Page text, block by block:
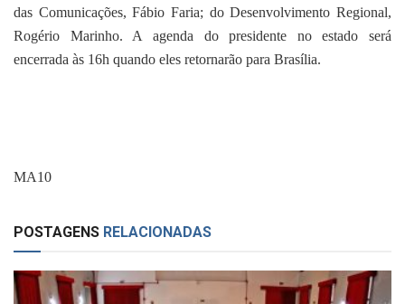
das Comunicações, Fábio Faria; do Desenvolvimento Regional,
Rogério Marinho. A agenda do presidente no estado será
encerrada às 16h quando eles retornarão para Brasília.
MA10
POSTAGENS RELACIONADAS